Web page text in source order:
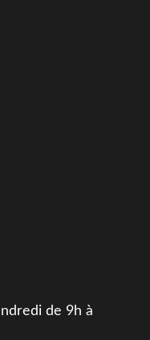
de 9h à